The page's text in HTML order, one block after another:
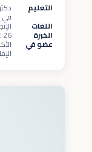
التعليم
في
اللغات
الخبرة 26 عاماً (15 في الإمارات)
عضو في